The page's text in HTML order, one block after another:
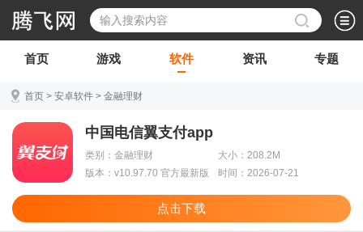
首页 游戏 软件 资讯 专题
首页 > 安卓软件 > 金融理财
中国电信翼支付app
类别：金融理财
大小：208.2M
版本：v10.97.70 官方最新版
时间：2026-07-21
点击下载